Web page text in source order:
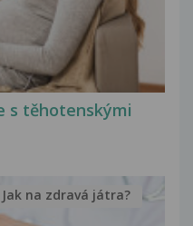
s těhotenskými
Jak na zdravá játra?